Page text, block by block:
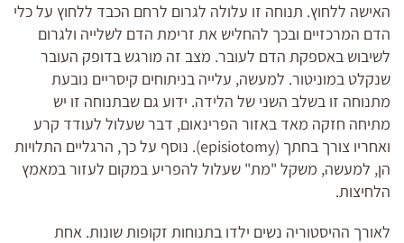
האישה ללחוץ. תנוחה זו עלולה לגרום לרחם הכבד ללחוץ על כלי
הדם המרכזיים ובכך להחליש את זרימת הדם לשלייה ולגרום
לשיבוש באספקת הדם לעובר. מצב זה מורגש בדופק העובר
שנקלט במוניטור. למעשה, עלייה בניתוחים קיסריים נובעת
מתנוחה זו בשלב השני של הלידה. ידוע גם שבתנוחה זו יש
מתיחה חזקה מאד באזור הפרינאום, דבר שעלול לעודד קרע
ואחריו צורך בחתך (episiotomy). נוסף על כך, הרגליים התלויות
הן, למעשה, משקל "מת" שעלול להפריע במקום לעזור במאמץ
הלחיצות.
לאורך ההיסטוריה נשים ילדו בתנוחות זקופות שונות. אחת